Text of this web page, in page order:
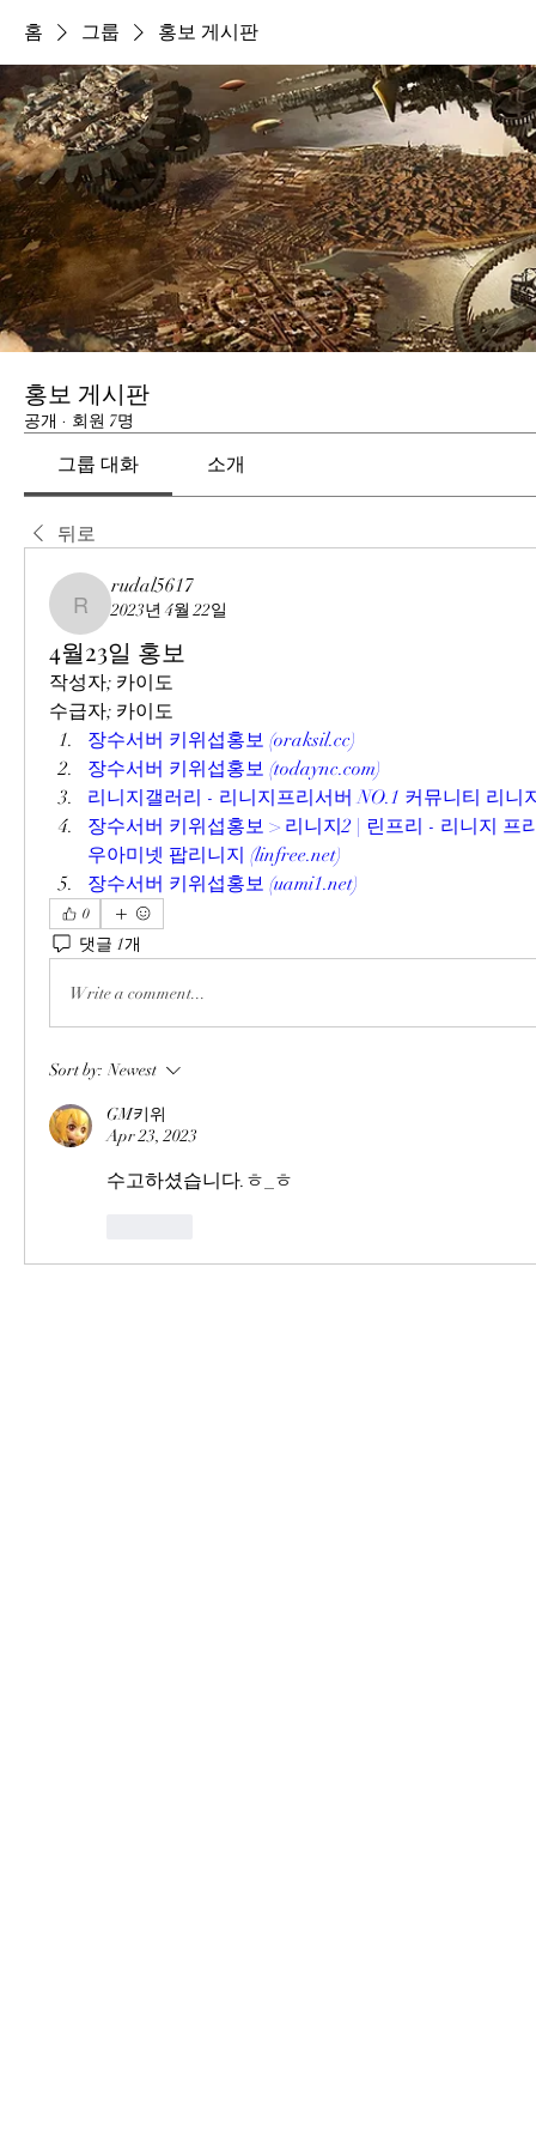
홈 그룹 홍보 게시판
홍보 게시판
공개 · 회원 7명
그룹 대화 소개
뒤로
rudal5617
rudal5617
2023년 4월 22일
4월23일 홍보
작성자; 카이도
수급자; 카이도
장수서버 키위섭홍보 (oraksil.cc)
장수서버 키위섭홍보 (todaync.com)
리니지갤러리 - 리니지프리서버 NO.1 커뮤니티 리니
장수서버 키위섭홍보 > 리니지2 | 린프리 - 리니지 프
우아미넷 팝리니지 (linfree.net)
장수서버 키위섭홍보 (uami1.net)
0
댓글 1개
Write a comment...
Sort by: Newest
GM키위
Apr 23, 2023
수고하셨습니다.ㅎ_ㅎ